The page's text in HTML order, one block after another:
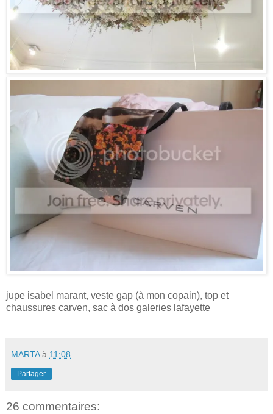
jupe isabel marant, veste gap (à mon copain), top et
chaussures carven, sac à dos galeries lafayette
MARTA à 11:08
Partager
26 commentaires: